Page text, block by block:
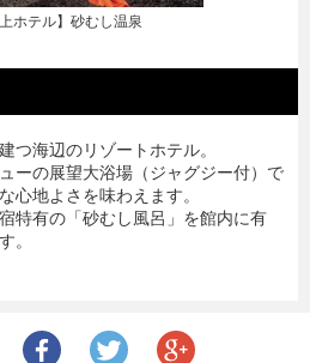
つ海辺のリゾートホテル。
ーの展望大浴場（ジャグジー付）で
心地よさを味わえます。
特有の「砂むし風呂」を館内に有
。